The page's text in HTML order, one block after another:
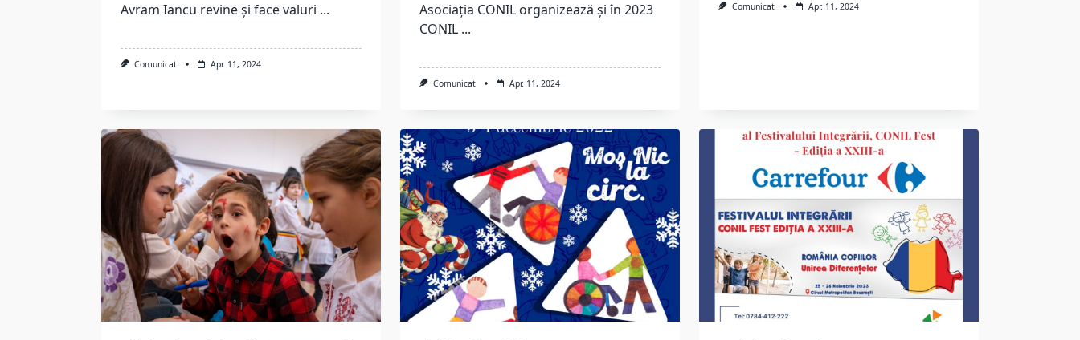
Avram Iancu revine și face valuri ...
Comunicat Apr. 11, 2024
Asociația CONIL organizează și în 2023
CONIL ...
Comunicat Apr. 11, 2024
Comunicat Apr. 11, 2024